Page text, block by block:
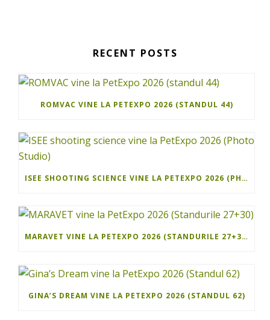
RECENT POSTS
ROMVAC VINE LA PETEXPO 2026 (STANDUL 44)
ISEE SHOOTING SCIENCE VINE LA PETEXPO 2026 (PHOTO STUDIO)
MARAVET VINE LA PETEXPO 2026 (STANDURILE 27+30)
GINA’S DREAM VINE LA PETEXPO 2026 (STANDUL 62)